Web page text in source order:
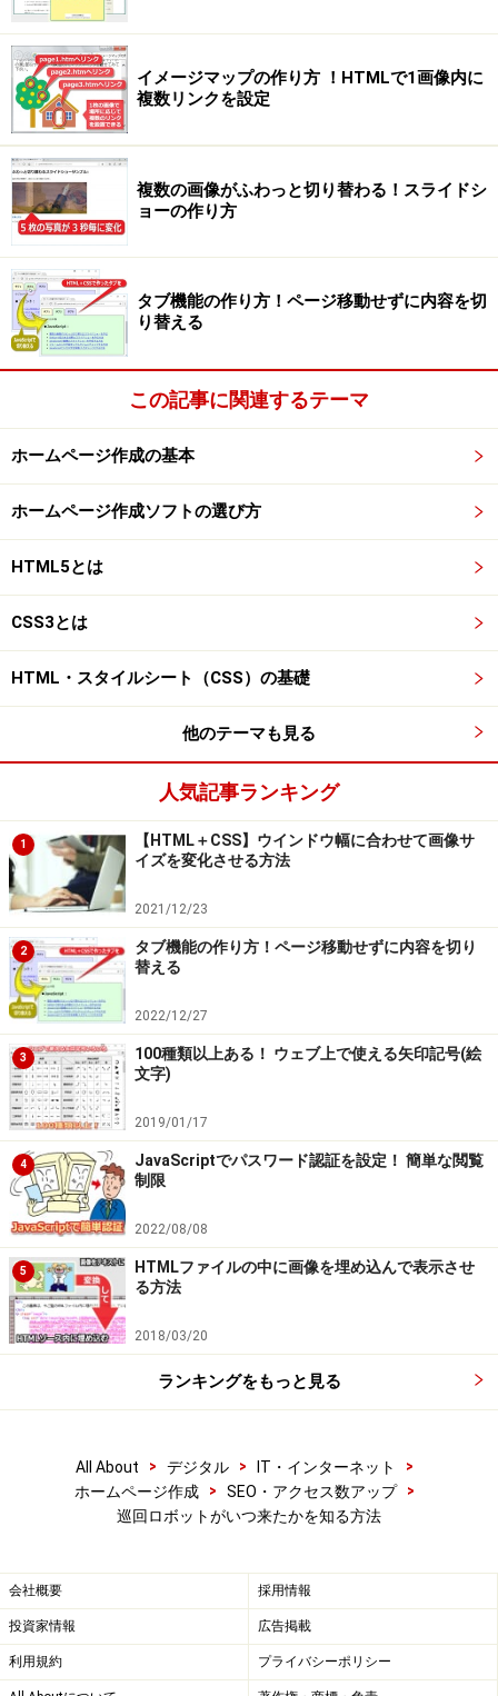
イメージマップの作り方 ！HTMLで1画像内に
複数リンクを設定
複数の画像がふわっと切り替わる！スライドシ
ョーの作り方
タブ機能の作り方！ページ移動せずに内容を切
り替える
この記事に関連するテーマ
ホームページ作成の基本
ホームページ作成ソフトの選び方
HTML5とは
CSS3とは
HTML・スタイルシート（CSS）の基礎
他のテーマも見る
人気記事ランキング
1
【HTML＋CSS】ウインドウ幅に合わせて画像サ
イズを変化させる方法
2021/12/23
2
タブ機能の作り方！ページ移動せずに内容を切り
替える
2022/12/27
3
100種類以上ある！ ウェブ上で使える矢印記号(絵
文字)
2019/01/17
4
JavaScriptでパスワード認証を設定！ 簡単な閲覧
制限
2022/08/08
5
HTMLファイルの中に画像を埋め込んで表示させ
る方法
2018/03/20
ランキングをもっと見る
All About > デジタル > IT・インターネット
>
ホームページ作成
> SEO・アクセス数アップ
>
巡回ロボットがいつ来たかを知る方法
会社概要 採用情報
投資家情報 広告掲載
利用規約 プライバシーポリシー